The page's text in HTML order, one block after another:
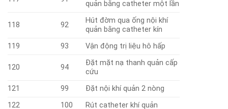
quản bằng catheter một lần
118 92
Hút đờm qua ống nội khí
quản bằng catheter kín
119
93 Vận động trị liệu hô hấp
120 94
Đặt mặt nạ thanh quản cấp
cứu
121
99
Đặt nội khí quản 2 nòng
122
100
Rút catheter khí quản